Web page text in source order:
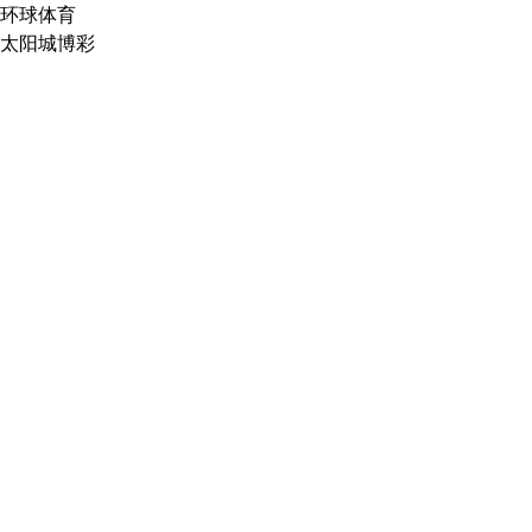
环球体育
太阳城博彩